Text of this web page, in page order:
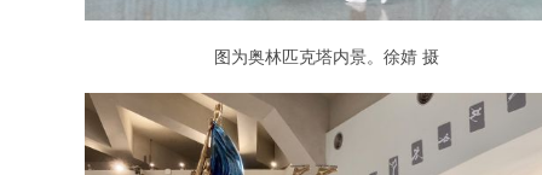
图为奥林匹克塔内景。徐婧 摄